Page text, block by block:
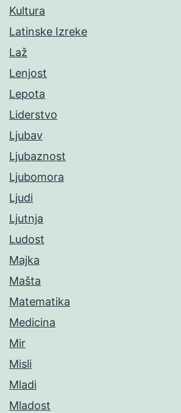
Kultura
Latinske Izreke
Laž
Lenjost
Lepota
Liderstvo
Ljubav
Ljubaznost
Ljubomora
Ljudi
Ljutnja
Ludost
Majka
Mašta
Matematika
Medicina
Mir
Misli
Mladi
Mladost